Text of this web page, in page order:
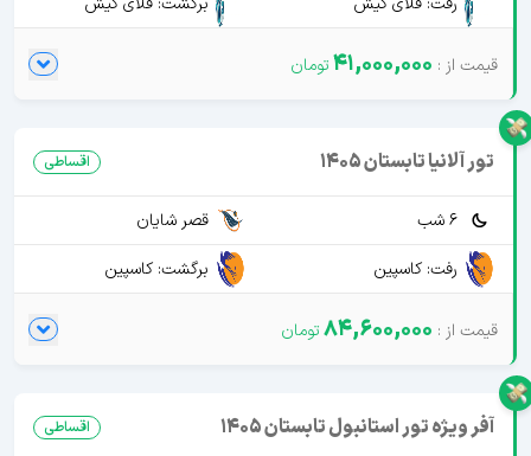
41,000,000
تور آلانیا تابستان 1405 اقساطی
6 شب
قصر شایان
رفت: کاسپین
برگشت: کاسپین
84,600,000
آفر ویژه تور استانبول تابستان 1405 اقساطی